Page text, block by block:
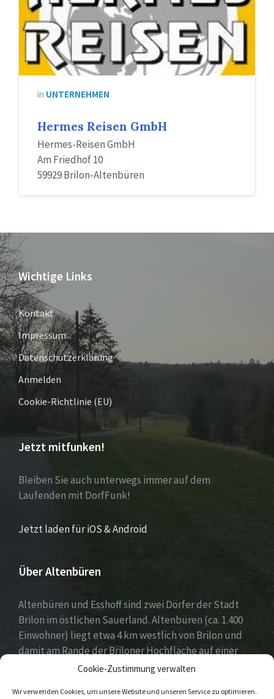
Cookie-Zustimmung verwalten
Wir verwenden Cookies, um unsere Website und unseren Service zu optimieren.
in UNTERNEHMEN
Hermes Reisen GmbH
Hermes-Reisen GmbH
Am Friedhof 10
59929 Brilon-Altenbüren
Wichtige Links
Kontakt
Impressum
Datenschutzerklärung
Anmelden
Cookie-Richtlinie (EU)
Jetzt mitfunken!
Bleiben Sie auch unterwegs immer auf dem
Laufenden mit DorfFunk!
Jetzt laden für iOS & Android
Über Altenbüren
Altenbüren und Esshoff sind zwei Dörfer der Stadt
Brilon im östlichen Sauerland. Altenbüren (ca. 1.400
Einwohner) liegt etwa 4 km westlich von Brilon und
damit am Rande der Briloner Hochfläche auf einer
Höhe von etwa 464 m ü. NN. Esshoff (ca. 80 Einwohner)
Stadt Brilon und liegt 3 km nordwestlich von